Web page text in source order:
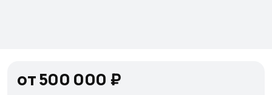
от 500 000 ₽